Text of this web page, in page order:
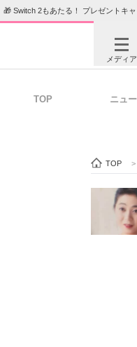
🎁 Switch 2もあたる！ プレゼントキャ
メディア
ビ
モ
TOP ニュ
TOP >